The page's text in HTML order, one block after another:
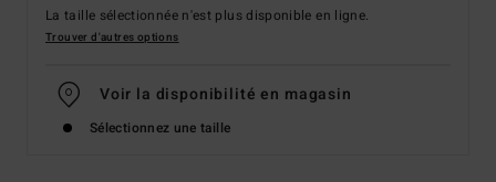
La taille sélectionnée n'est plus disponible en ligne.
Trouver d'autres options
Voir la disponibilité en magasin
Sélectionnez une taille